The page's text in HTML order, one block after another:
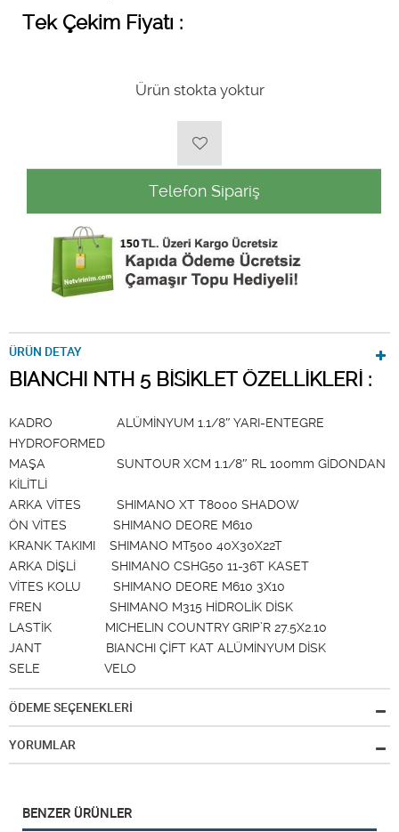
Tek Çekim Fiyatı :
Ürün stokta yoktur
Telefon Sipariş
ÜRÜN DETAY
BIANCHI NTH 5 BİSİKLET ÖZELLİKLERİ :
KADRO ALÜMİNYUM 1.1/8″ YARI-ENTEGRE
HYDROFORMED
MAŞA SUNTOUR XCM 1.1/8″ RL 100mm GİDONDAN
KİLİTLİ
ARKA VİTES SHIMANO XT T8000 SHADOW
ÖN VİTES SHIMANO DEORE M610
KRANK TAKIMI SHIMANO MT500 40X30X22T
ARKA DİŞLİ SHIMANO CSHG50 11-36T KASET
VİTES KOLU SHIMANO DEORE M610 3X10
FREN SHIMANO M315 HİDROLİK DİSK
LASTİK MICHELIN COUNTRY GRIP’R 27.5X2.10
JANT BIANCHI ÇİFT KAT ALÜMİNYUM DİSK
SELE VELO
ÖDEME SEÇENEKLERİ
YORUMLAR
BENZER ÜRÜNLER